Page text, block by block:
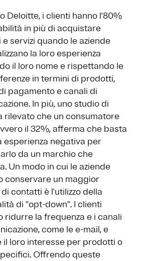
Deloitte, i clienti hanno l'80%
in più di acquistare
servizi quando le aziende
la loro esperienza
il loro nome e rispettando le
in termini di prodotti,
pagamento e canali di
In più, uno studio di
rilevato che un consumatore
il 32%, afferma che basta
esperienza negativa per
da un marchio che
Un modo in cui le aziende
conservare un maggior
contatti è l'utilizzo della
di ''opt-down''. I clienti
ridurre la frequenza e i canali
come le e-mail, e
il loro interesse per prodotti o
Offrendo queste